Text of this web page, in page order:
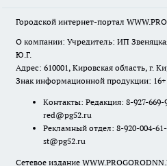
Городской интернет-портал
О компании: Учредитель: ИП
Ю.Г.
Адрес: 610001, Кировская область, г.
Знак информационной продукции: 16+
Контакты: Редакция: 8-927-
red@pg52.ru
Рекламный отдел: 8-920-004-
st@pg52.ru
Сетевое издание